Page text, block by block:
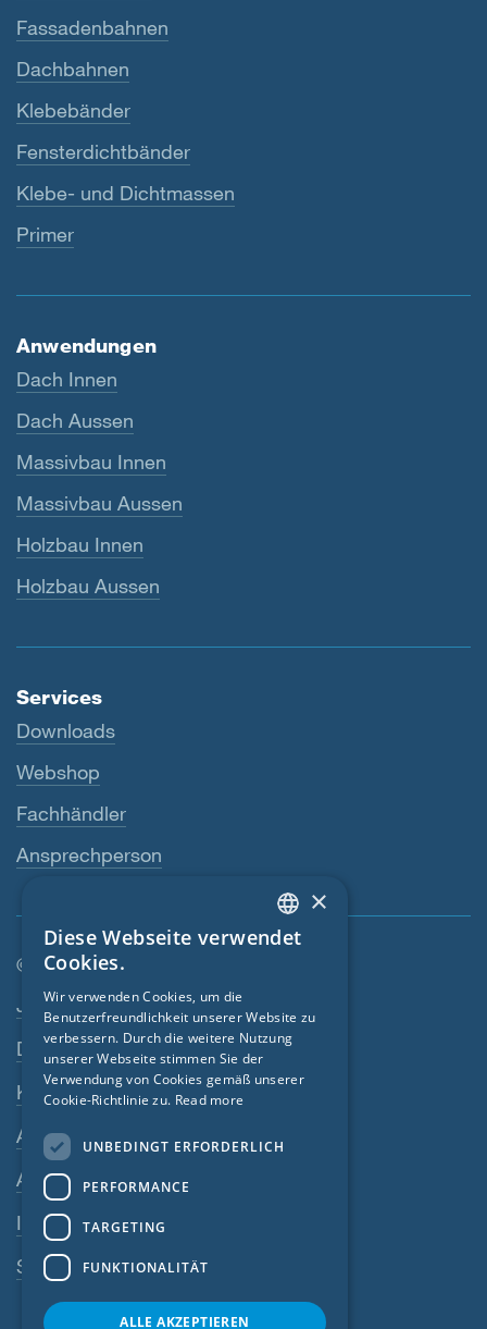
Fassadenbahnen
Dachbahnen
Klebebänder
Fensterdichtbänder
Klebe- und Dichtmassen
Primer
Anwendungen
Dach Innen
Dach Aussen
Massivbau Innen
Massivbau Aussen
Holzbau Innen
Holzbau Aussen
Services
Downloads
Webshop
Fachhändler
Ansprechperson
© SIGA 2026
Footer-Navigation
Jobs
Datenschutz
Kontakt
AGB
AEB
Impressum
SIGA-Meldesystem
ENGLISH
FRENCH
CZECH
NORWEGIAN
×
Diese Webseite verwendet
Cookies.
Wir verwenden Cookies, um die
Benutzerfreundlichkeit unserer Website zu
verbessern. Durch die weitere Nutzung
unserer Webseite stimmen Sie der
Verwendung von Cookies gemäß unserer
Cookie-Richtlinie zu. Read more
UNBEDINGT ERFORDERLICH
PERFORMANCE
TARGETING
FUNKTIONALITÄT
ALLE AKZEPTIEREN